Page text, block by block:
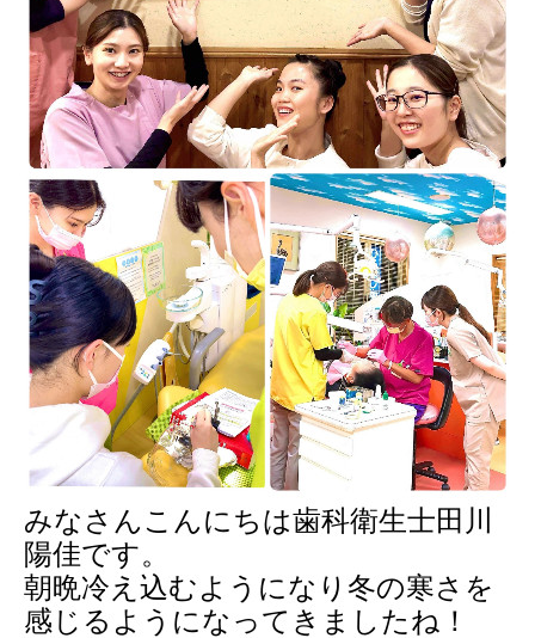
みなさんこんにちは歯科衛生士田川
陽佳です。
朝晩冷え込むようになり冬の寒さを
感じるようになってきましたね！